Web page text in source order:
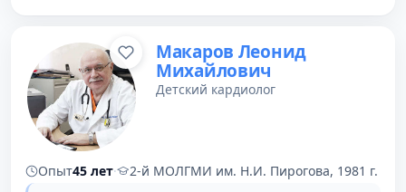
Макаров Леонид
Михайлович
Детский кардиолог
Опыт45 лет·
2-й МОЛГМИ им. Н.И. Пирогова, 1981 г.